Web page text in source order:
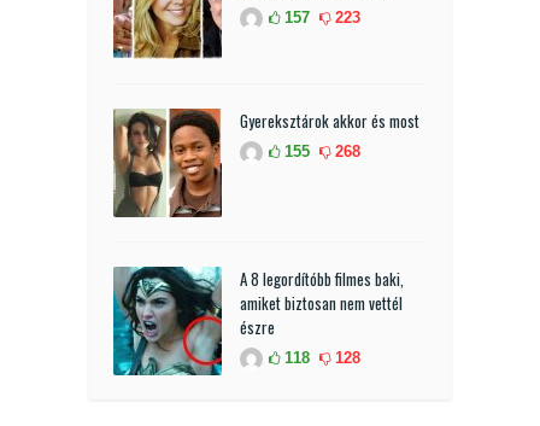
157 223
Gyereksztárok akkor és most
155 268
A 8 legordítóbb filmes baki,
amiket biztosan nem vettél
észre
118 128